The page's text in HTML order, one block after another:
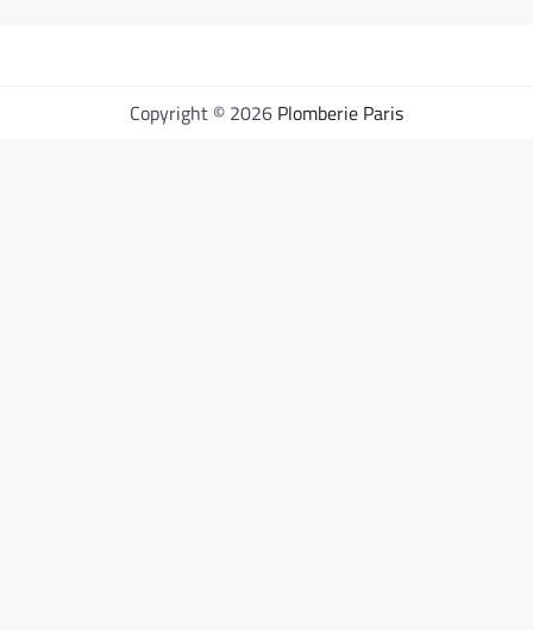
Copyright © 2026 Plomberie Paris